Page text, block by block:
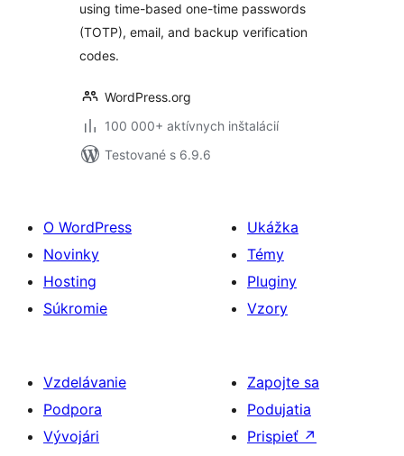
using time-based one-time passwords
(TOTP), email, and backup verification
codes.
WordPress.org
100 000+ aktívnych inštalácií
Testované s 6.9.6
O WordPress
Novinky
Hosting
Súkromie
Ukážka
Témy
Pluginy
Vzory
Vzdelávanie
Podpora
Vývojári
Zapojte sa
Podujatia
Prispieť ↗